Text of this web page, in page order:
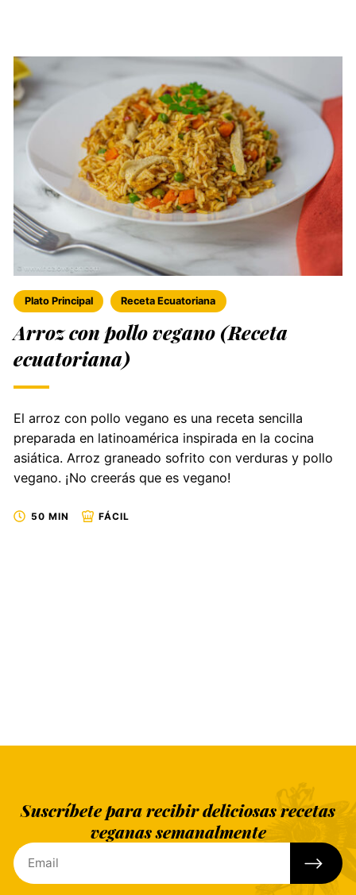
Plato Principal Receta Ecuatoriana
Arroz con pollo vegano (Receta
ecuatoriana)
El arroz con pollo vegano es una receta sencilla
preparada en latinoamérica inspirada en la cocina
asiática. Arroz graneado sofrito con verduras y pollo
vegano. ¡No creerás que es vegano!
50 MIN FÁCIL
Suscríbete para recibir deliciosas recetas
veganas semanalmente